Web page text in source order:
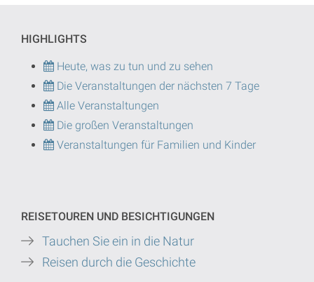
HIGHLIGHTS
Heute, was zu tun und zu sehen
Die Veranstaltungen der nächsten 7 Tage
Alle Veranstaltungen
Die großen Veranstaltungen
Veranstaltungen für Familien und Kinder
REISETOUREN UND BESICHTIGUNGEN
Tauchen Sie ein in die Natur
Reisen durch die Geschichte